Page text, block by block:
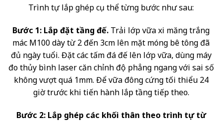
Trình tự lắp ghép cụ thể từng bước như sau:
Bước 1: Lắp đặt tầng đế. Trải lớp vữa xi măng trắng
mác M100 dày từ 2 đến 3cm lên mặt móng bê tông đã
đủ ngày tuổi. Đặt các tấm đá đế lên lớp vữa, dùng máy
đo thủy bình laser căn chỉnh độ phẳng ngang với sai số
không vượt quá 1mm. Để vữa đông cứng tối thiểu 24
giờ trước khi tiến hành lắp tầng tiếp theo.
Bước 2: Lắp ghép các khối thân theo trình tự từ